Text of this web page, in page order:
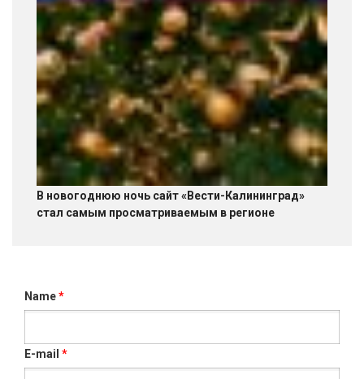
В новогоднюю ночь сайт «Вести-Калининград»
стал самым просматриваемым в регионе
Name*
E-mail *